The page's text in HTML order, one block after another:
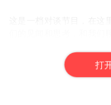
们的见闻和思考，和我们
打